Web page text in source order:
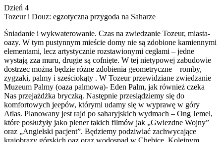
Dzień 4
Tozeur i Douz: egzotyczna przygoda na Saharze
Śniadanie i wykwaterowanie. Czas na zwiedzanie Tozeur, miasta-
oazy. W tym pustynnym mieście domy nie są zdobione kamiennymi
elementami, lecz artystycznie rozstawionymi cegłami – jedne
wystają zza muru, drugie są cofnięte. W tej nietypowej zabudowie
dostrzec można będzie różne zdobienia geometryczne – romby,
zygzaki, palmy i sześciokąty . W Tozeur przewidziane zwiedzanie
Muzeum Palmy (oaza palmowa)- Eden Palm, jak również czeka
Nas przejażdżka bryczką. Następnie przesiądziemy się do
komfortowych jeepów, którymi udamy się w wyprawę w góry
Atlas. Planowany jest rajd po saharyjskich wydmach – Ong Jemel,
które posłużyły jako plener takich filmów jak „Gwiezdne Wojny”
oraz „Angielski pacjent”. Będziemy podziwiać zachwycające
krajobrazy górskich oaz oraz wodospad w Chebice. Kolejnym